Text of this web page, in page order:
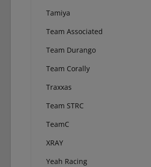
Tamiya
Team Associated
Team Durango
Team Corally
Traxxas
Team STRC
TeamC
XRAY
Yeah Racing